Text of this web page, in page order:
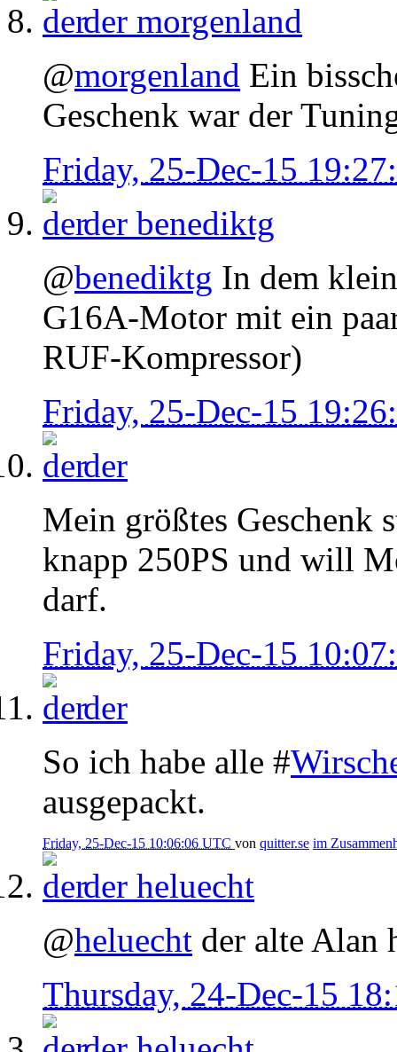
der morgenland
@morgenland Ein
Geschenk war der
Friday, 25-Dec-15
der benediktg
@benediktg In dem
G16A-Motor mit ein
RUF-Kompressor)
Friday, 25-Dec-15
der
Mein größtes Geschenk
knapp 250PS und will
darf.
Friday, 25-Dec-15
der
So ich habe alle #
ausgepackt.
Friday, 25-Dec-15 10:06:06 UTC von quitter.se im
der heluecht
@heluecht der alte Alan
Thursday, 24-Dec-15